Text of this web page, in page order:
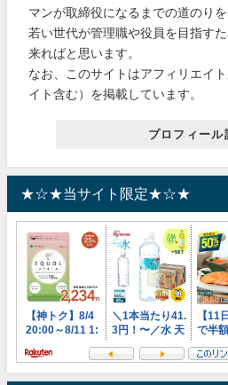
マンが取締役になるまでの道のり
若い世代が管理職や役員を目指す
来ればと思います。
なお、このサイトはアフィリエイ
イト含む）を掲載しています。
プロフィール
★☆★当サイト限定★☆★